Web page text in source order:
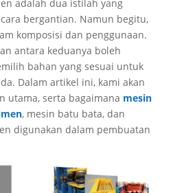
adalah dua istilah yang
bergantian. Namun begitu,
komposisi dan penggunaan.
antara keduanya boleh
bahan yang sesuai untuk
Dalam artikel ini, kami akan
utama, serta bagaimana mesin
, mesin batu bata, dan
digunakan dalam pembuatan